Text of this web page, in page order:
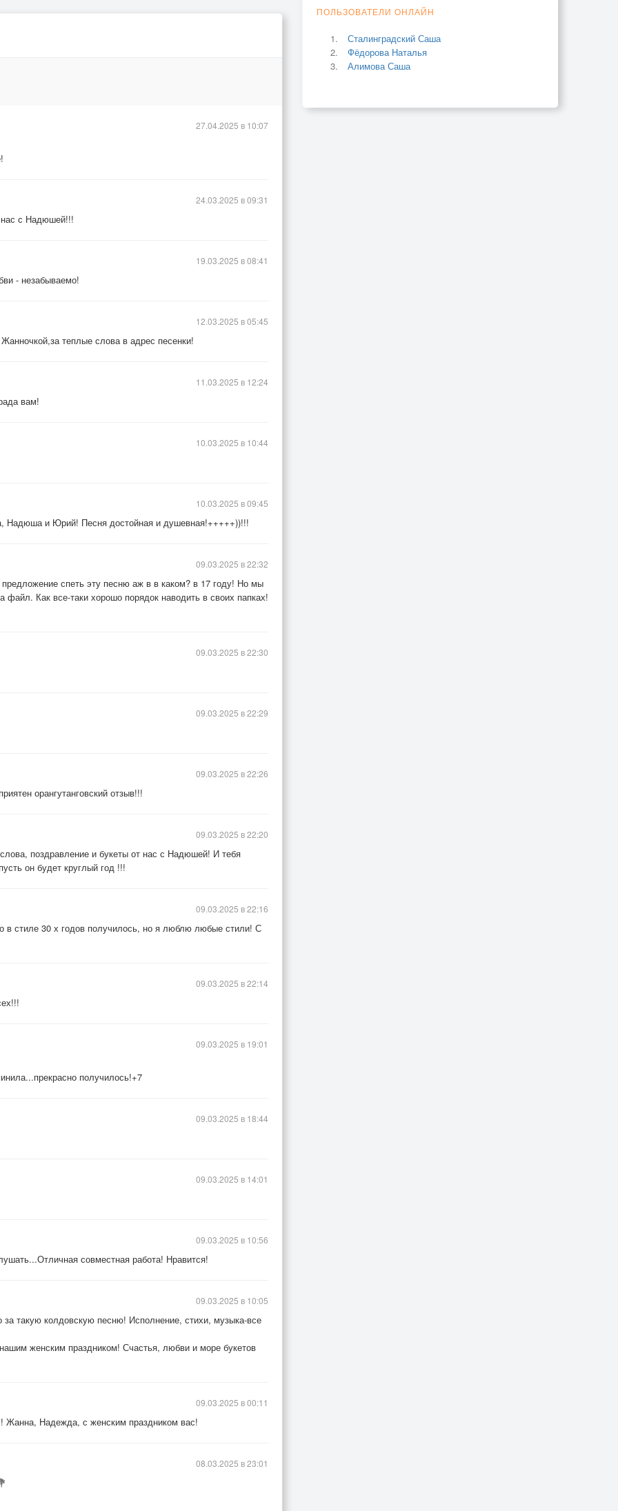
27.04.2025 в 10:07
нас с Надюшей!!!
24.03.2025 в 09:31
- незабываемо!
19.03.2025 в 08:41
теплые слова в адрес песенки!
12.03.2025 в 05:45
вам!
11.03.2025 в 12:24
10.03.2025 в 10:44
Надюша и Юрий! Песня достойная и душевная!+++++))!!!
10.03.2025 в 09:45
спеть эту песню аж в в каком? в 17 году! Но мы
Как все-таки хорошо порядок наводить в своих папках!
09.03.2025 в 22:32
09.03.2025 в 22:30
09.03.2025 в 22:29
орангутанговский отзыв!!!
09.03.2025 в 22:26
поздравление и букеты от нас с Надюшей! И тебя
он будет круглый год !!!
09.03.2025 в 22:20
в стиле 30 х годов получилось, но я люблю любые стили! С
09.03.2025 в 22:16
09.03.2025 в 22:14
получилось!+7
09.03.2025 в 19:01
09.03.2025 в 18:44
09.03.2025 в 14:01
совместная работа! Нравится!
09.03.2025 в 10:56
такую колдовскую песню! Исполнение, стихи, музыка-все
женским праздником! Счастья, любви и море букетов
09.03.2025 в 10:05
Жанна, Надежда, с женским праздником вас!
09.03.2025 в 00:11
08.03.2025 в 23:01
ПОЛЬЗОВАТЕЛИ ОНЛАЙН
Сталинградский Саша
Фёдорова Наталья
Алимова Саша